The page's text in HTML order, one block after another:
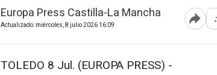
Europa Press Castilla-La Mancha
Actualizado: miércoles, 8 julio 2026 16:09
TOLEDO 8 Jul. (EUROPA PRESS) -